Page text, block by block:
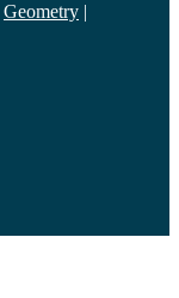
Geometry |